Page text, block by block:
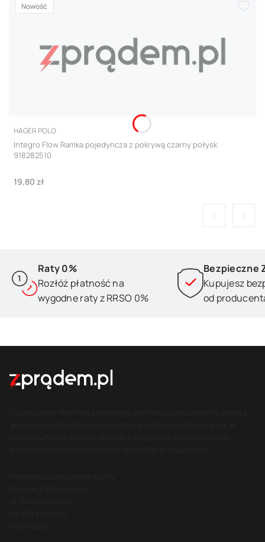
Nowość
PRODUCENT
HAGER POLO
Integro Flow Ramka pojedyncza z pokrywą czarny połysk
918282510
Cena
19,80 zł
Raty 0%
Rozłóż płatność na
wygodne raty z RRSO 0%
Bezpieczne
Kupujesz
od